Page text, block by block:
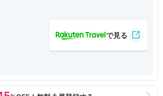
テルの看板が目に入る前は道を間違えたので
ーヒーがありました。1階にティーバッグが
アタックになってました(以前、別の東急ス
で濡れた靴を乾かすことができて大変助かり
ないでくださいと書いてあり、全体的にとて